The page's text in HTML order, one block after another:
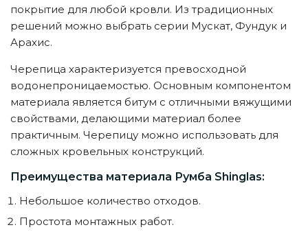
покрытие для любой кровли. Из традиционных
решений можно выбрать серии Мускат, Фундук и
Арахис.
Черепица характеризуется превосходной
водонепроницаемостью. Основным компонентом
материала является битум с отличными вяжущими
свойствами, делающими материал более
практичным. Черепицу можно использовать для
сложных кровельных конструкций.
Преимущества материала Румба Shinglas:
Небольшое количество отходов.
Простота монтажных работ.